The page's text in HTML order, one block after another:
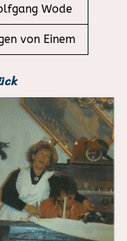
Wode
von Einem